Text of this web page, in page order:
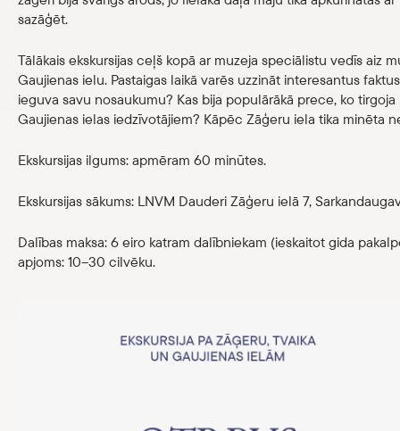
sazāģēt.
Tālākais ekskursijas ceļš kopā ar muzeja speciālistu vedīs aiz
Gaujienas ielu. Pastaigas laikā varēs uzzināt interesantus
ieguva savu nosaukumu? Kas bija populārākā prece, ko
Gaujienas ielas iedzīvotājiem? Kāpēc Zāģeru iela tika minēta
Ekskursijas ilgums: apmēram 60 minūtes.
Ekskursijas sākums: LNVM Dauderi Zāģeru ielā 7,
Dalības maksa: 6 eiro katram dalībniekam (ieskaitot gida
apjoms: 10–30 cilvēku.